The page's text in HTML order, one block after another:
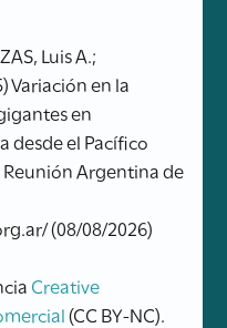
Luis A.;
Variación en la
en
desde el Pacífico
Reunión Argentina de
(08/08/2026)
Creative
(CC BY-NC).